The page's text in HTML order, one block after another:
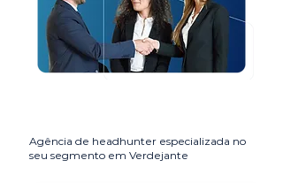
Agência de headhunter especializada no
seu segmento em Verdejante